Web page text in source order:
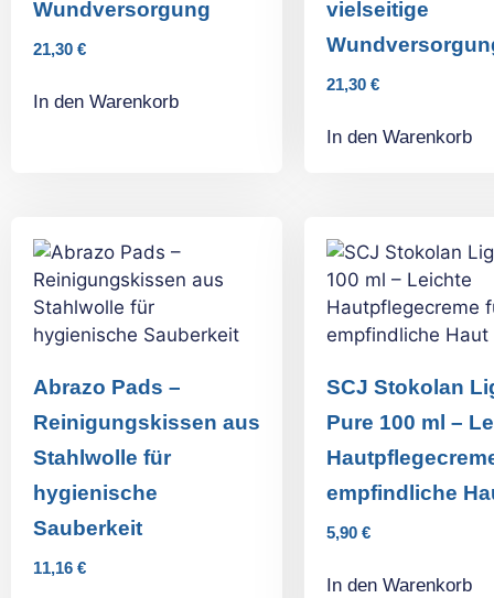
Wundversorgung
21,30 €
In den Warenkorb
vielseitige
21,30 €
In den Warenkorb
Abrazo Pads –
Reinigungskissen aus
Stahlwolle für
hygienische
Sauberkeit
11,16 €
SCJ Stokolan
Pure 100 ml –
empfindliche
5,90 €
In den Warenkorb